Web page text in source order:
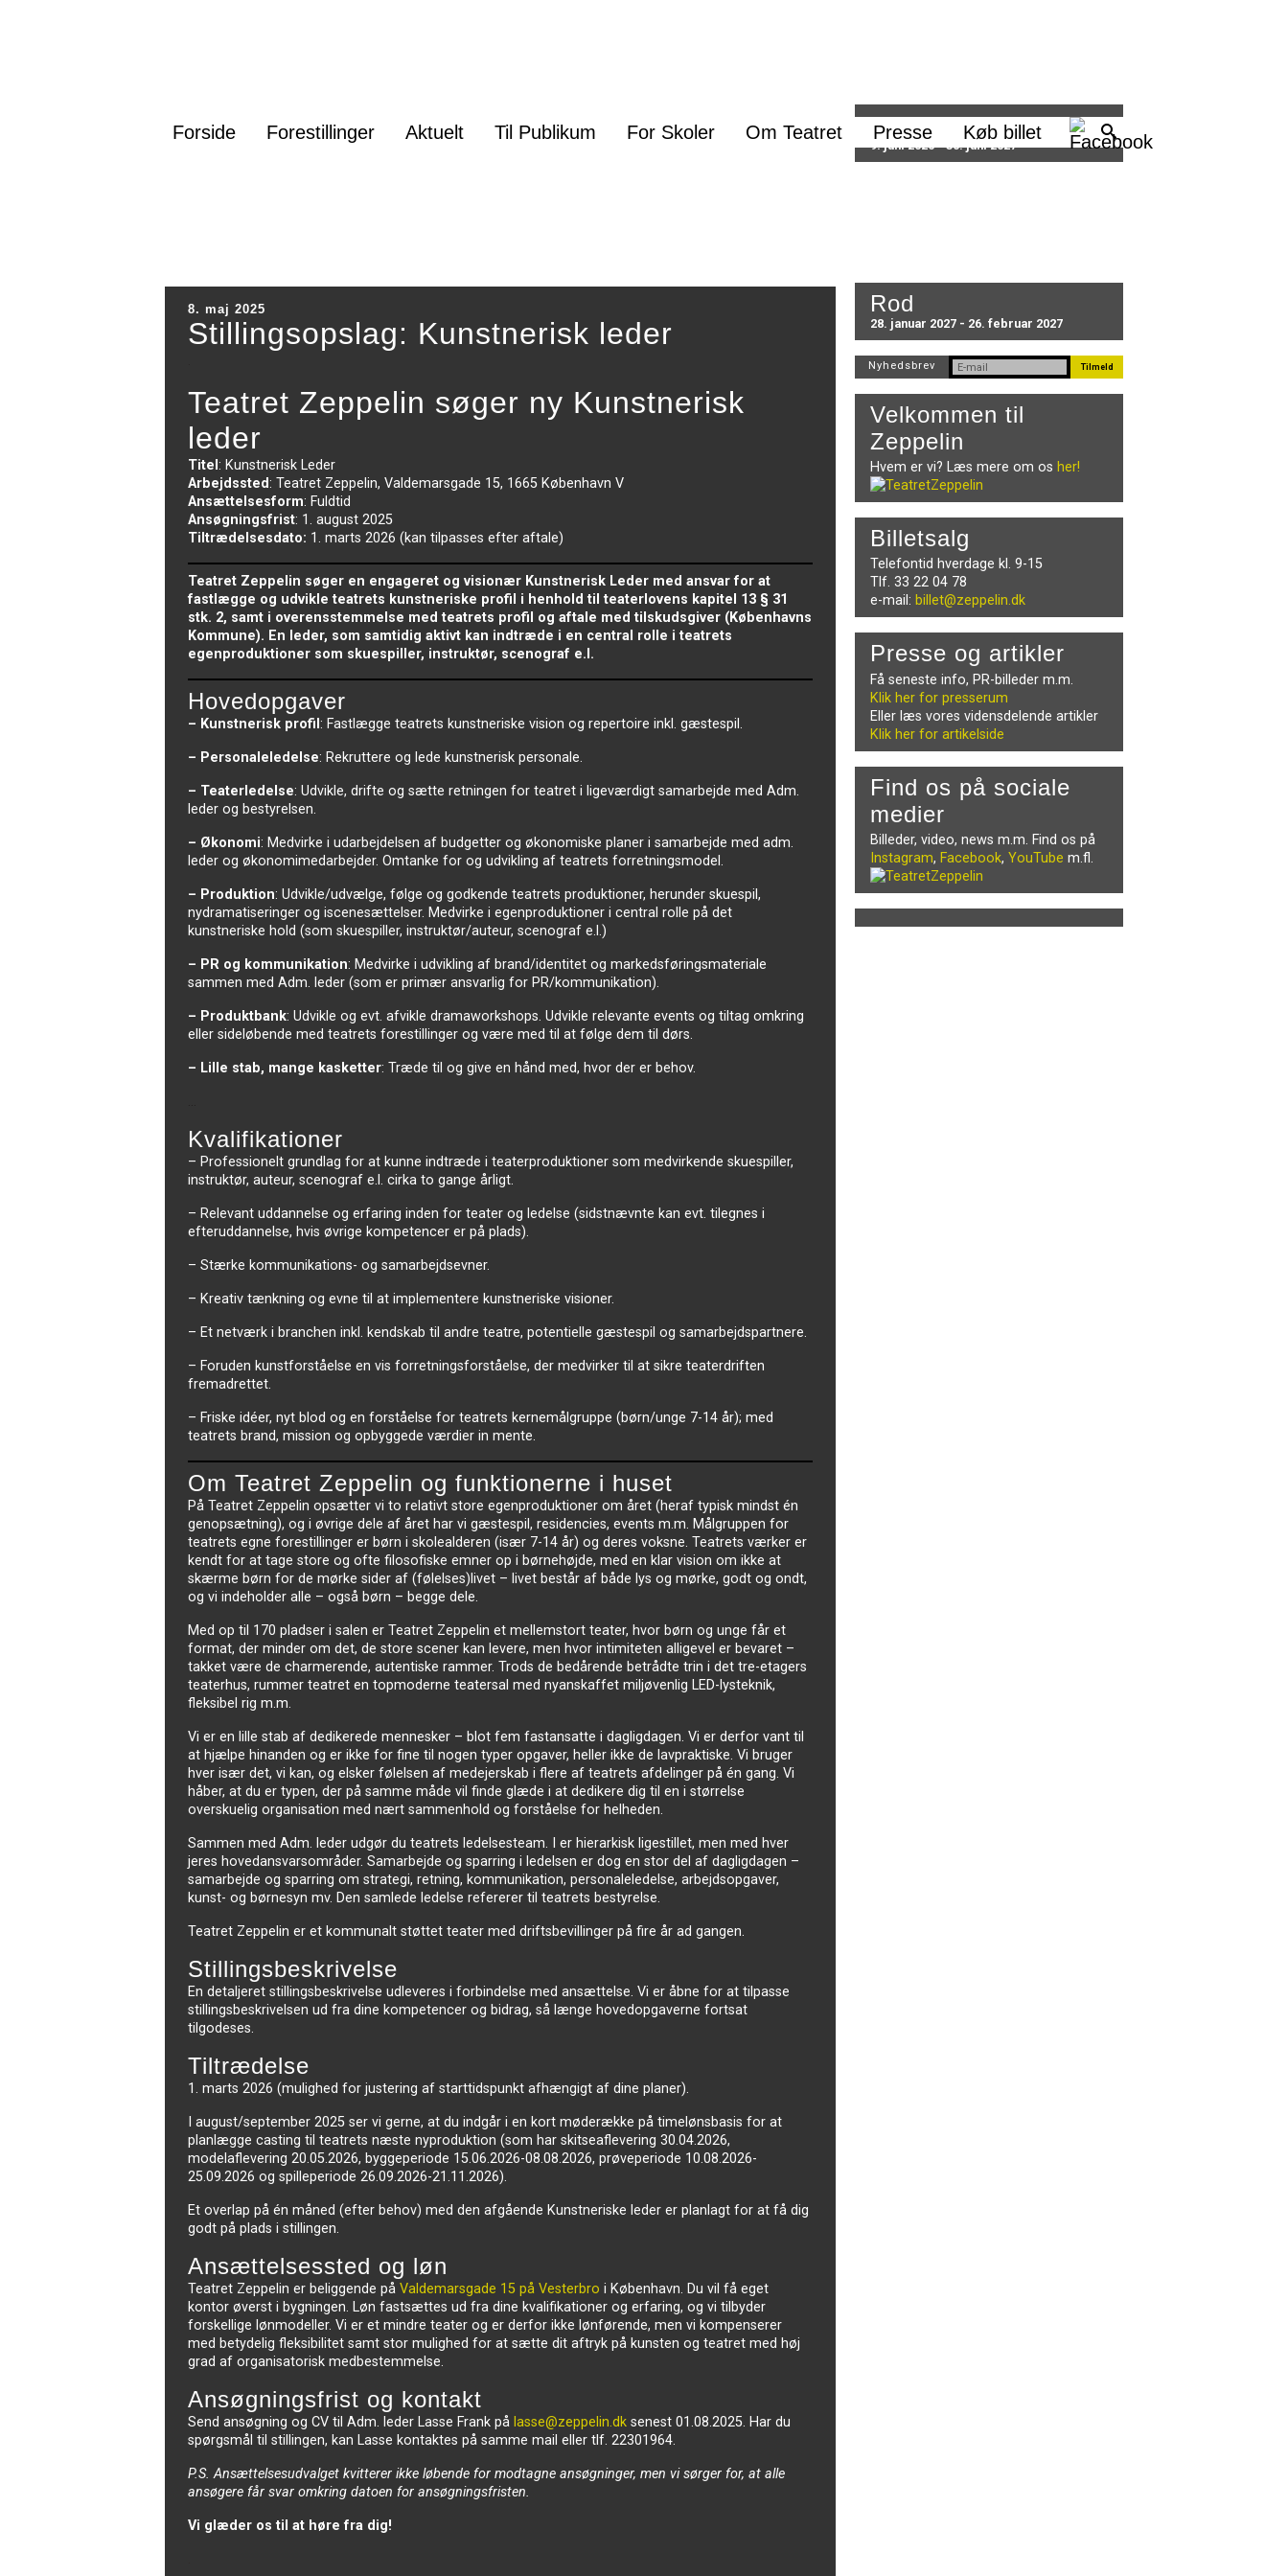
Forside Forestillinger Aktuelt Til Publikum For Skoler Om Teatret Presse Køb billet
8. maj 2025
Stillingsopslag: Kunstnerisk leder
Teatret Zeppelin søger ny Kunstnerisk
leder
Titel : Kunstnerisk Leder
Arbejdssted: Teatret Zeppelin, Valdemarsgade 15, 1665 København V
Ansættelsesform: Fuldtid
Ansøgningsfrist: 1. august 2025
Tiltrædelsesdato: 1. marts 2026 (kan tilpasses efter aftale)
Teatret Zeppelin søger en engageret og visionær Kunstnerisk Leder med ansvar for at
fastlægge og udvikle teatrets kunstneriske profil i henhold til teaterlovens kapitel 13 § 31
stk. 2, samt i overensstemmelse med teatrets profil og aftale med tilskudsgiver (Københavns
Kommune). En leder, som samtidig aktivt kan indtræde i en central rolle i teatrets
egenproduktioner som skuespiller, instruktør, scenograf e.l.
Hovedopgaver
– Kunstnerisk profil : Fastlægge teatrets kunstneriske vision og repertoire inkl. gæstespil.
– Personaleledelse: Rekruttere og lede kunstnerisk personale.
– Teaterledelse: Udvikle, drifte og sætte retningen for teatret i ligeværdigt samarbejde med Adm.
leder og bestyrelsen.
– Økonomi: Medvirke i udarbejdelsen af budgetter og økonomiske planer i samarbejde med adm.
leder og økonomimedarbejder. Omtanke for og udvikling af teatrets forretningsmodel.
– Produktion: Udvikle/udvælge, følge og godkende teatrets produktioner, herunder skuespil,
nydramatiseringer og iscenesættelser. Medvirke i egenproduktioner i central rolle på det
kunstneriske hold (som skuespiller, instruktør/auteur, scenograf e.l.)
– PR og kommunikation: Medvirke i udvikling af brand/identitet og markedsføringsmateriale
sammen med Adm. leder (som er primær ansvarlig for PR/kommunikation).
– Produktbank: Udvikle og evt. afvikle dramaworkshops. Udvikle relevante events og tiltag omkring
eller sideløbende med teatrets forestillinger og være med til at følge dem til dørs.
– Lille stab, mange kasketter: Træde til og give en hånd med, hvor der er behov.
Kvalifikationer
– Professionelt grundlag for at kunne indtræde i teaterproduktioner som medvirkende skuespiller,
instruktør, auteur, scenograf e.l. cirka to gange årligt.
– Relevant uddannelse og erfaring inden for teater og ledelse (sidstnævnte kan evt. tilegnes i
efteruddannelse, hvis øvrige kompetencer er på plads).
– Stærke kommunikations- og samarbejdsevner.
– Kreativ tænkning og evne til at implementere kunstneriske visioner.
– Et netværk i branchen inkl. kendskab til andre teatre, potentielle gæstespil og samarbejdspartnere.
– Foruden kunstforståelse en vis forretningsforståelse, der medvirker til at sikre teaterdriften
fremadrettet.
– Friske idéer, nyt blod og en forståelse for teatrets kernemålgruppe (børn/unge 7-14 år); med
teatrets brand, mission og opbyggede værdier in mente.
Om Teatret Zeppelin og funktionerne i huset
På Teatret Zeppelin opsætter vi to relativt store egenproduktioner om året (heraf typisk mindst én
genopsætning), og i øvrige dele af året har vi gæstespil, residencies, events m.m. Målgruppen for
teatrets egne forestillinger er børn i skolealderen (især 7-14 år) og deres voksne. Teatrets værker er
kendt for at tage store og ofte filosofiske emner op i børnehøjde, med en klar vision om ikke at
skærme børn for de mørke sider af (følelses)livet – livet består af både lys og mørke, godt og ondt,
og vi indeholder alle – også børn – begge dele.
Med op til 170 pladser i salen er Teatret Zeppelin et mellemstort teater, hvor børn og unge får et
format, der minder om det, de store scener kan levere, men hvor intimiteten alligevel er bevaret –
takket være de charmerende, autentiske rammer. Trods de bedårende betrådte trin i det tre-etagers
teaterhus, rummer teatret en topmoderne teatersal med nyanskaffet miljøvenlig LED-lysteknik,
fleksibel rig m.m.
Vi er en lille stab af dedikerede mennesker – blot fem fastansatte i dagligdagen. Vi er derfor vant til
at hjælpe hinanden og er ikke for fine til nogen typer opgaver, heller ikke de lavpraktiske. Vi bruger
hver især det, vi kan, og elsker følelsen af medejerskab i flere af teatrets afdelinger på én gang. Vi
håber, at du er typen, der på samme måde vil finde glæde i at dedikere dig til en i størrelse
overskuelig organisation med nært sammenhold og forståelse for helheden.
Sammen med Adm. leder udgør du teatrets ledelsesteam. I er hierarkisk ligestillet, men med hver
jeres hovedansvarsområder. Samarbejde og sparring i ledelsen er dog en stor del af dagligdagen –
samarbejde og sparring om strategi, retning, kommunikation, personaleledelse, arbejdsopgaver,
kunst- og børnesyn mv. Den samlede ledelse refererer til teatrets bestyrelse.
Teatret Zeppelin er et kommunalt støttet teater med driftsbevillinger på fire år ad gangen.
Stillingsbeskrivelse
En detaljeret stillingsbeskrivelse udleveres i forbindelse med ansættelse. Vi er åbne for at tilpasse
stillingsbeskrivelsen ud fra dine kompetencer og bidrag, så længe hovedopgaverne fortsat
tilgodeses.
Tiltrædelse
1. marts 2026 (mulighed for justering af starttidspunkt afhængigt af dine planer).
I august/september 2025 ser vi gerne, at du indgår i en kort møderække på timelønsbasis for at
planlægge casting til teatrets næste nyproduktion (som har skitseaflevering 30.04.2026,
modelaflevering 20.05.2026, byggeperiode 15.06.2026-08.08.2026, prøveperiode 10.08.2026-
25.09.2026 og spilleperiode 26.09.2026-21.11.2026).
Et overlap på én måned (efter behov) med den afgående Kunstneriske leder er planlagt for at få dig
godt på plads i stillingen.
Ansættelsessted og løn
Teatret Zeppelin er beliggende på Valdemarsgade 15 på Vesterbro i København. Du vil få eget
kontor øverst i bygningen. Løn fastsættes ud fra dine kvalifikationer og erfaring, og vi tilbyder
forskellige lønmodeller. Vi er et mindre teater og er derfor ikke lønførende, men vi kompenserer
med betydelig fleksibilitet samt stor mulighed for at sætte dit aftryk på kunsten og teatret med høj
grad af organisatorisk medbestemmelse.
Ansøgningsfrist og kontakt
Send ansøgning og CV til Adm. leder Lasse Frank på lasse@zeppelin.dk senest 01.08.2025. Har du
spørgsmål til stillingen, kan Lasse kontaktes på samme mail eller tlf. 22301964.
P.S. Ansættelsesudvalget kvitterer ikke løbende for modtagne ansøgninger, men vi sørger for, at alle
ansøgere får svar omkring datoen for ansøgningsfristen.
Vi glæder os til at høre fra dig!
Sæson 2026/27
9. juni 2026 - 30. juni 2027
Rod
28. januar 2027 - 26. februar 2027
Nyhedsbrev
Velkommen til
Zeppelin
Hvem er vi? Læs mere om os her!
Billetsalg
Telefontid hverdage kl. 9-15
Tlf. 33 22 04 78
e-mail: billet@zeppelin.dk
Presse og artikler
Få seneste info, PR-billeder m.m.
Klik her for presserum
Eller læs vores vidensdelende artikler
Klik her for artikelside
Find os på sociale
medier
Billeder, video, news m.m. Find os på
Instagram, Facebook, YouTube m.fl.